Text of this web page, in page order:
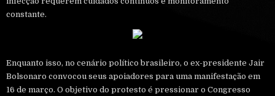
constante.
Enquanto isso, no cenário político brasileiro, o ex-presidente Jair
Bolsonaro convocou seus apoiadores para uma manifestação em
16 de março. O objetivo do protesto é pressionar o Congresso